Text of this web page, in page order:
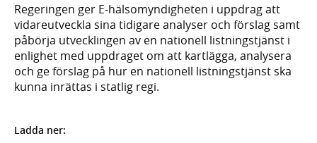
Regeringen ger E-hälsomyndigheten i uppdrag att
vidareutveckla sina tidigare analyser och förslag samt
påbörja utvecklingen av en nationell listningstjänst i
enlighet med uppdraget om att kartlägga, analysera
och ge förslag på hur en nationell listningstjänst ska
kunna inrättas i statlig regi.
Ladda ner: